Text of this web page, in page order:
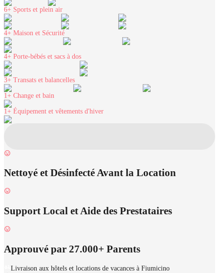
6+ Sports et plein air
4+ Maison et Sécurité
4+ Porte-bébés et sacs à dos
3+ Transats et balancelles
1+ Change et bain
1+ Équipement et vêtements d'hiver
Nettoyé et Désinfecté Avant la Location
Support Local et Aide des Prestataires
Approuvé par 27.000+ Parents
Livraison aux hôtels et locations de vacances à Fiumicino